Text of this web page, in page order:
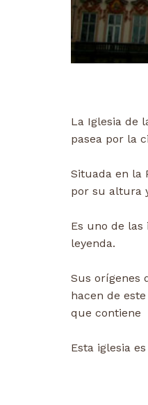
La Iglesia de
pasea por la
Situada en la
por su altura
Es uno de
leyenda.
Sus orígenes
hacen de
que contiene
Esta iglesia